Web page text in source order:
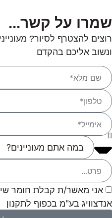
שמרו על קשר...
רוצים להצטרף לסיור?
ונשוב אליכם בהקדם
אני מאשר/ת קבלת חומר
אנדצוויג בע"מ בכפוף לתקנון